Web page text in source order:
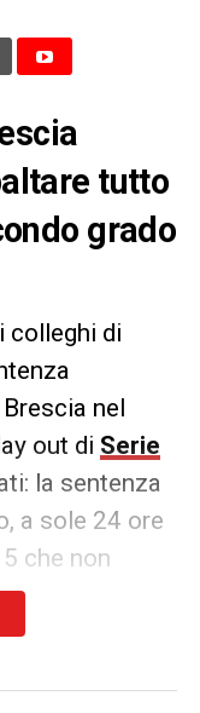
tutto
grado
colleghi di
nel
out di Serie
la sentenza
a sole 24 ore
che non
né
in caso di